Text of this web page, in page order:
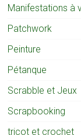
Manifestations à
Patchwork
Peinture
Pétanque
Scrabble et Jeux
Scrapbooking
tricot et crochet